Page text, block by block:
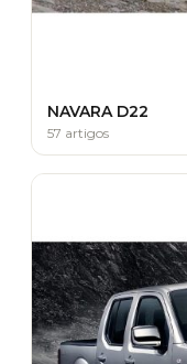
NAVARA D22
57 artigos